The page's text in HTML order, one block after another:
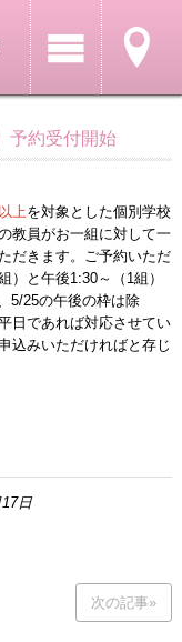
予約受付開始
上を対象とした個別学校
教員がお一組に対して一
だきます。ご予約いただ
）と午後1:30～（1組）
5/25の午後の枠は除
日であれば対応させてい
込みいただければと存じ
17日
次の記事»